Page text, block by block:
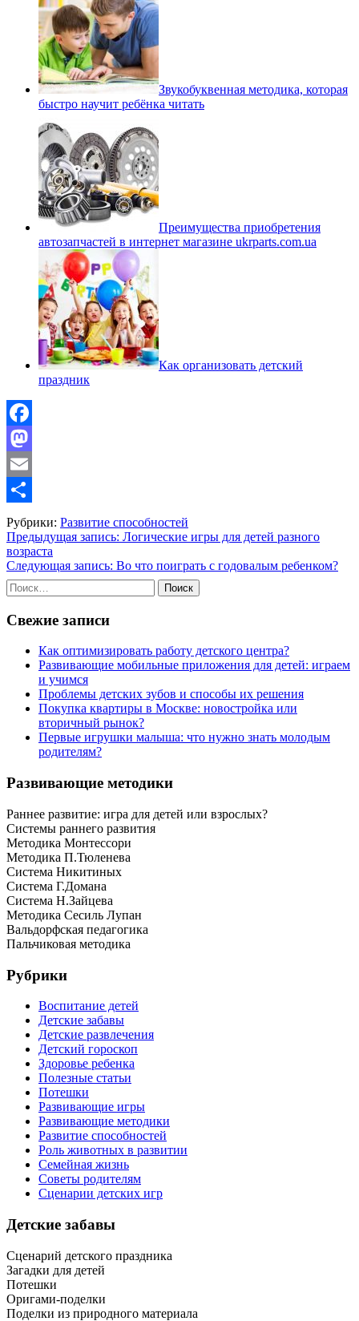
Звукобуквенная методика, которая
быстро научит ребёнка читать
Преимущества приобретения
автозапчастей в интернет магазине ukrparts.com.ua
Как организовать детский
праздник
Facebook
Mastodon
Email
Отправить
Рубрики: Развитие способностей
Навигация
по
записям
Предыдущая запись: Логические игры для детей разного
возраста
Следующая запись: Во что поиграть с годовалым ребенком?
Найти:
Свежие записи
Как оптимизировать работу детского центра?
Развивающие мобильные приложения для детей: играем
и учимся
Проблемы детских зубов и способы их решения
Покупка квартиры в Москве: новостройка или
вторичный рынок?
Первые игрушки малыша: что нужно знать молодым
родителям?
Развивающие методики
Раннее развитие: игра для детей или взрослых?
Системы раннего развития
Методика Монтессори
Методика П.Тюленева
Система Никитиных
Система Г.Домана
Система Н.Зайцева
Методика Сесиль Лупан
Вальдорфская педагогика
Пальчиковая методика
Рубрики
Воспитание детей
Детские забавы
Детские развлечения
Детский гороскоп
Здоровье ребенка
Полезные статьи
Потешки
Развивающие игры
Развивающие методики
Развитие способностей
Роль животных в развитии
Семейная жизнь
Советы родителям
Сценарии детских игр
Детские забавы
Сценарий детского праздника
Загадки для детей
Потешки
Оригами-поделки
Поделки из природного материала